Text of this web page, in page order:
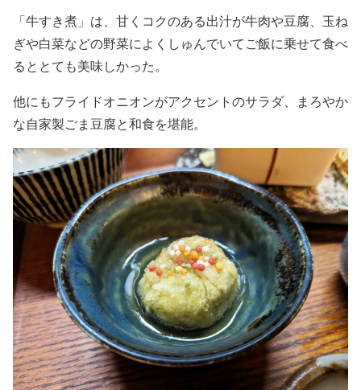
「牛すき煮」は、甘くコクのある出汁が牛肉や豆腐、玉ね
ぎや白菜などの野菜によくしゅんでいてご飯に乗せて食べ
るととても美味しかった。
他にもフライドオニオンがアクセントのサラダ、まろやか
な自家製ごま豆腐と和食を堪能。